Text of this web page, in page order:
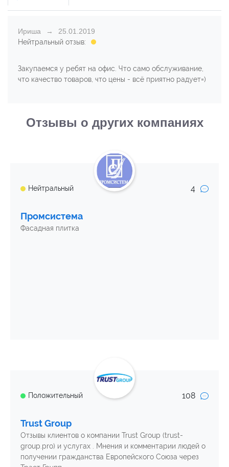
Ириша
25.01.2019
Нейтральный отзыв:
Закупаемся у ребят на офис. Что само обслуживание,
что качество товаров, что цены - всё приятно радует=)
Отзывы о других компаниях
Нейтральный 4
Промсистема
Фасадная плитка
Положительный 108
Trust Group
Отзывы клиентов о компании Trust Group (trust-
group.pro) и услугах . Мнения и комментарии людей о
получении гражданства Европейского Союза через